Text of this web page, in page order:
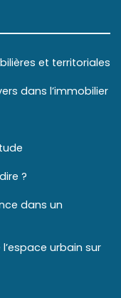
et territoriales
dans l’immobilier
?
dans un
urbain sur